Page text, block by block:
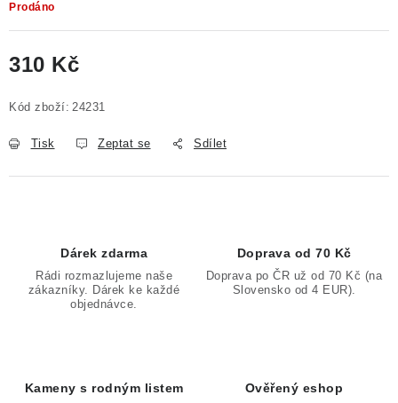
Prodáno
310 Kč
Kód zboží: 24231
Tisk Zeptat se Sdílet
Dárek zdarma
Rádi rozmazlujeme naše
zákazníky. Dárek ke každé
objednávce.
Doprava od 70 Kč
Doprava po ČR už od 70 Kč (na
Slovensko od 4 EUR).
Kameny s rodným listem Ověřený eshop